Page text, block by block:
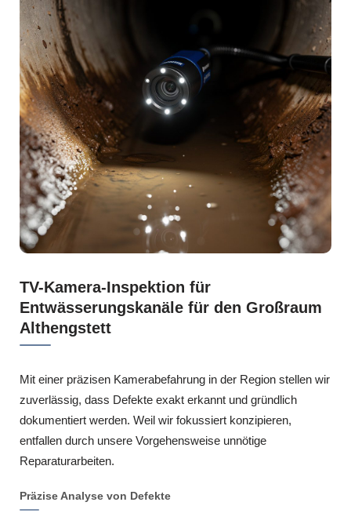
TV-Kamera-Inspektion für
Entwässerungskanäle für den Großraum
Althengstett
Mit einer präzisen Kamerabefahrung in der Region stellen wir
zuverlässig, dass Defekte exakt erkannt und gründlich
dokumentiert werden. Weil wir fokussiert konzipieren,
entfallen durch unsere Vorgehensweise unnötige
Reparaturarbeiten.
Präzise Analyse von Defekte